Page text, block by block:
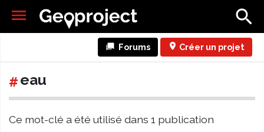
Forums Créer un projet
#eau
Ce mot-clé a été utilisé dans 1 publication